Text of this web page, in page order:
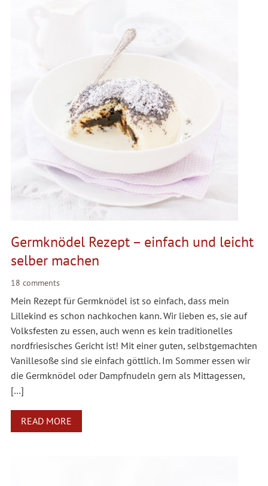
Germknödel Rezept – einfach und leicht
selber machen
18 comments
Mein Rezept für Germknödel ist so einfach, dass mein
Lillekind es schon nachkochen kann. Wir lieben es, sie auf
Volksfesten zu essen, auch wenn es kein traditionelles
nordfriesisches Gericht ist! Mit einer guten, selbstgemachten
Vanillesoße sind sie einfach göttlich. Im Sommer essen wir
die Germknödel oder Dampfnudeln gern als Mittagessen,
[…]
READ MORE